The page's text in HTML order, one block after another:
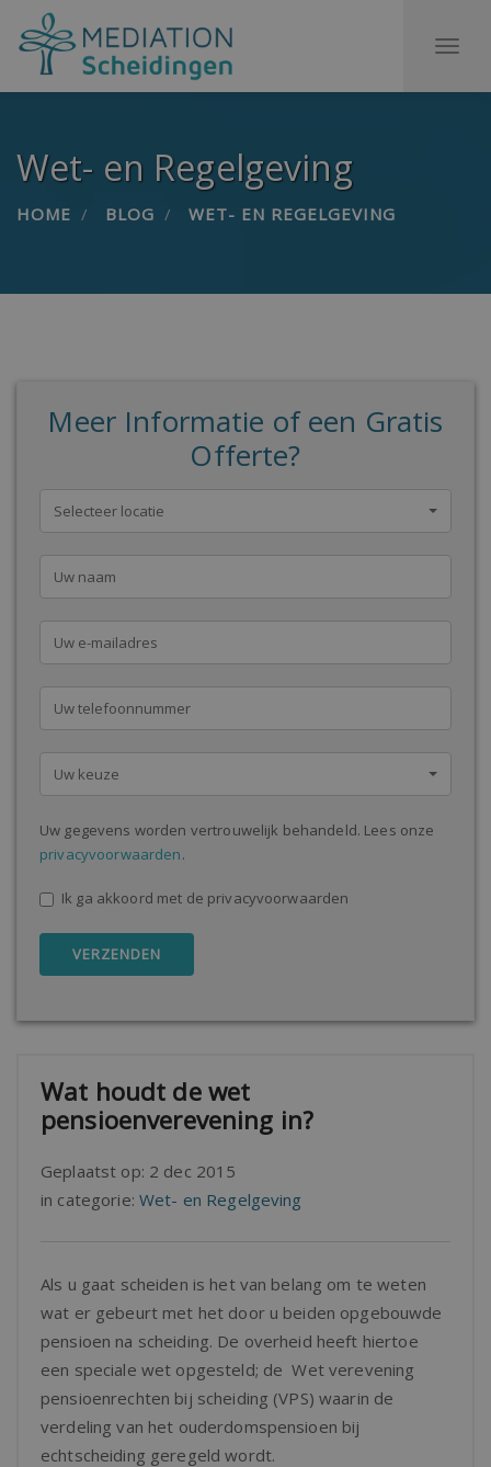
Wet- en Regelgeving
HOME BLOG WET- EN REGELGEVING
Meer Informatie of een Gratis
Offerte?
Selecteer locatie
Uw keuze
Uw gegevens worden vertrouwelijk behandeld. Lees onze
privacyvoorwaarden.
Ik ga akkoord met de privacyvoorwaarden
VERZENDEN
Wat houdt de wet
pensioenverevening in?
Geplaatst op: 2 dec 2015
in categorie: Wet- en Regelgeving
Als u gaat scheiden is het van belang om te weten
wat er gebeurt met het door u beiden opgebouwde
pensioen na scheiding. De overheid heeft hiertoe
een speciale wet opgesteld; de Wet verevening
pensioenrechten bij scheiding (VPS) waarin de
verdeling van het ouderdomspensioen bij
echtscheiding geregeld wordt.